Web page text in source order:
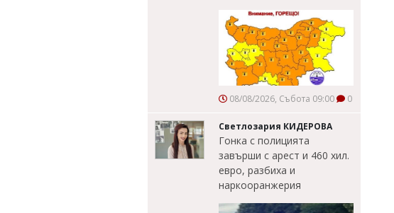
08/08/2026, Събота 09:00 0
Светлозария КИДЕРОВА
Гонка с полицията
завърши с арест и 460 хил.
евро, разбиха и
наркооранжерия